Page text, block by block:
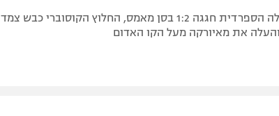
השלישית בטבלה הספרדית חגגה 1:2 בסן מאמס, החלוץ הקוסוברי כבש צמד